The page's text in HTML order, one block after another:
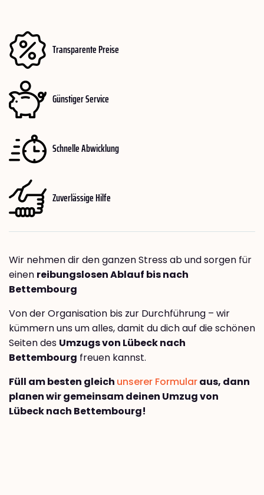
Transparente Preise
Günstiger Service
Schnelle Abwicklung
Zuverlässige Hilfe
Wir nehmen dir den ganzen Stress ab und sorgen für
einen reibungslosen Ablauf bis nach
Bettembourg
Von der Organisation bis zur Durchführung – wir
kümmern uns um alles, damit du dich auf die schönen
Seiten des Umzugs von Lübeck nach
Bettembourg freuen kannst.
Füll am besten gleich unserer Formularaus, dann
planen wir gemeinsam deinen Umzug von
Lübeck nach Bettembourg!